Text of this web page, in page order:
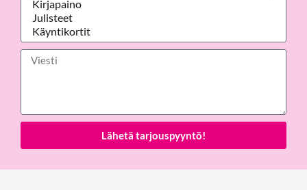
Lähetä tarjouspyyntö!